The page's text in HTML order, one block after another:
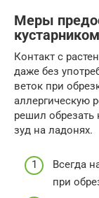
Меры
кустарником
Контакт с
даже без
веток при
аллергическую
решил обрезать
зуд на ладонях.
Всегда
при